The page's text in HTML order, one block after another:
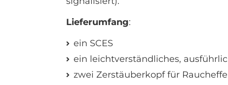
Lieferumfang:
ein SCES
ein leichtverständliches,
zwei Zerstäuberkopf für